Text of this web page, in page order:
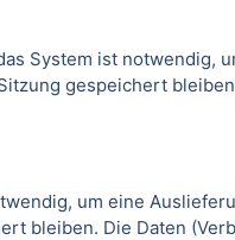
System ist notwendig,
gespeichert
um eine
bleiben. Die Daten